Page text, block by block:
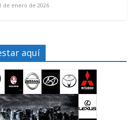
de enero de 2026
aquí